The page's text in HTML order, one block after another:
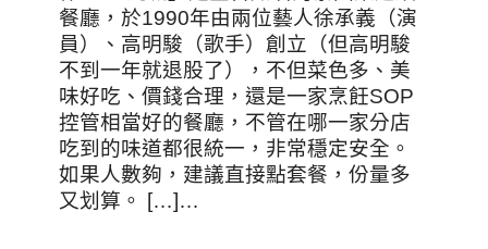
餐廳，於1990年由兩位藝人徐承義（演
員）、高明駿（歌手）創立（但高明駿
不到一年就退股了），不但菜色多、美
味好吃、價錢合理，還是一家烹飪SOP
控管相當好的餐廳，不管在哪一家分店
吃到的味道都很統一，非常穩定安全。
如果人數夠，建議直接點套餐，份量多
又划算。 […]…